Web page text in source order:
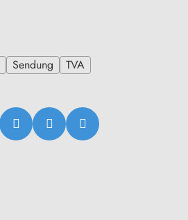
Sendung TVA